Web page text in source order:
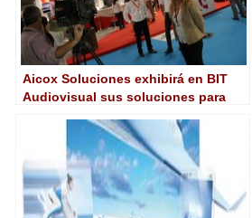
Aicox Soluciones exhibirá en BIT
Audiovisual sus soluciones para